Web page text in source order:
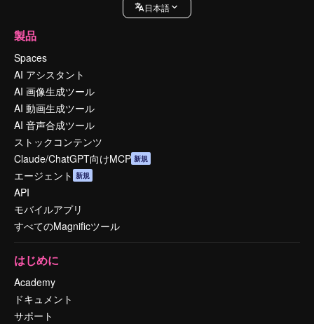
日本語
製品
Spaces
AI アシスタント
AI 画像生成ツール
AI 動画生成ツール
AI 音声合成ツール
ストックコンテンツ
Claude/ChatGPT向けMCP 新規
エージェント 新規
API
モバイルアプリ
すべてのMagnificツール
はじめに
Academy
ドキュメント
サポート